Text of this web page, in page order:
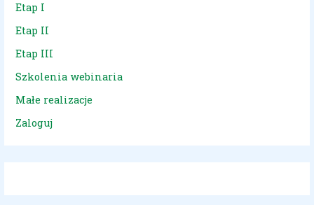
Etap I
Etap II
Etap III
Szkolenia webinaria
Małe realizacje
Zaloguj